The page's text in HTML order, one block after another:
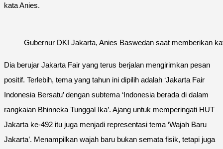
kata Anies.
Gubernur DKI Jakarta, Anies Baswedan saat memberikan
Dia berujar Jakarta Fair yang terus berjalan mengirimkan pesan
positif. Terlebih, tema yang tahun ini dipilih adalah ‘Jakarta Fair
Indonesia Bersatu’ dengan subtema ‘Indonesia berada di dalam
rangkaian Bhinneka Tunggal Ika’. Ajang untuk memperingati HUT
Jakarta ke-492 itu juga menjadi representasi tema ‘Wajah Baru
Jakarta’. Menampilkan wajah baru bukan semata fisik, tetapi juga